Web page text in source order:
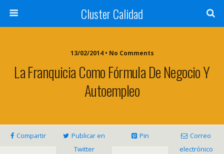
Cluster Calidad
13/02/2014 • No Comments
La Franquicia Como Fórmula De Negocio Y
Autoempleo
Compartir
Publicar en
Twitter
Pin
Correo
electrónico